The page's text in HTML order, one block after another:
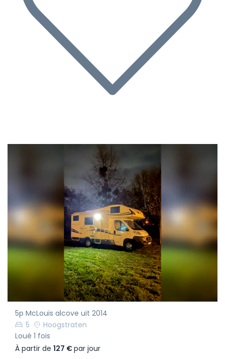
5p McLouis alcove uit 2014
5
Hoogstraten
Loué 1 fois
À partir de 127 €par jour